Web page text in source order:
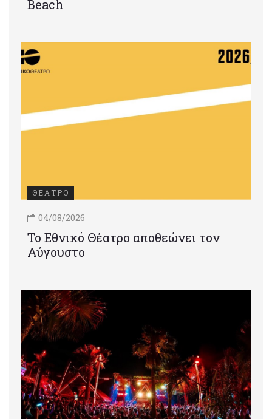
Beach
ΘΕΑΤΡΟ
04/08/2026
Το Εθνικό Θέατρο αποθεώνει τον
Αύγουστο